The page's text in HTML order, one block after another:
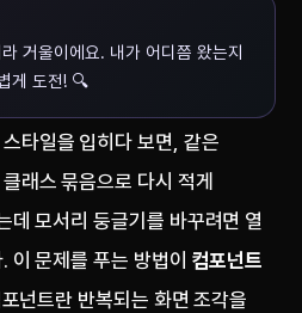
거울이에요. 내가 어디쯤 왔는지
게 도전! 🔍
타일을 입히다 보면, 같은
래스 묶음으로 다시 적게
데 모서리 둥글기를 바꾸려면 열
이 문제를 푸는 방법이 컴포넌트
넌트란 반복되는 화면 조각을